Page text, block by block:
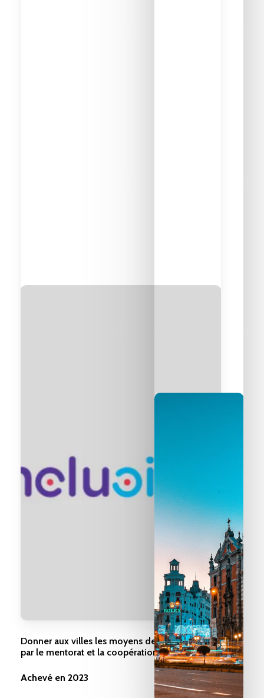
Donner aux villes les moyens de favoriser l'inclusion
par le mentorat et la coopération
Achevé en 2023